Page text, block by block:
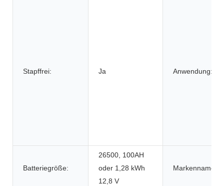
Stapffrei: Ja Anwendung:
Batteriegröße:
26500, 100AH ​​
oder 1,28 kWh
12,8 V
Markenname: